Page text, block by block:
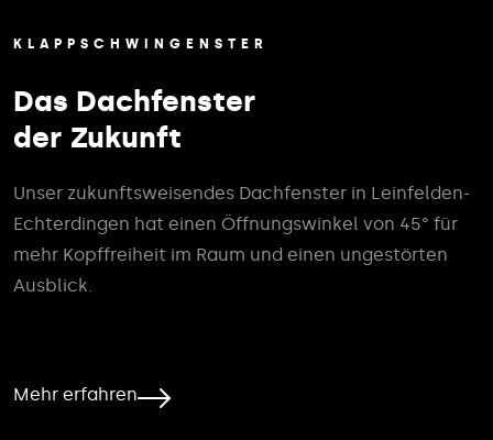
KLAPPSCHWINGENSTER
Das Dachfenster
der Zukunft
Unser zukunftsweisendes Dachfenster in Leinfelden-
Echterdingen hat einen Öffnungswinkel von 45° für
mehr Kopffreiheit im Raum und einen ungestörten
Ausblick.
Mehr erfahren